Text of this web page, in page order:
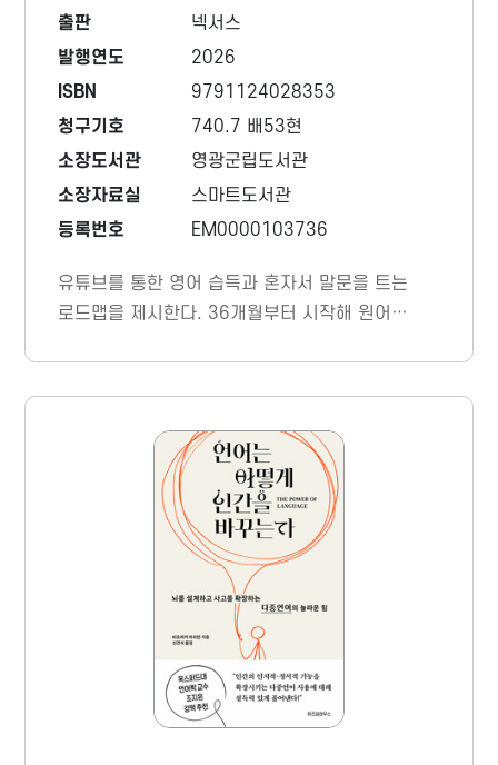
출판
넥서스
발행연도
2026
ISBN
9791124028353
청구기호
740.7 배53현
소장도서관
영광군립도서관
소장자료실
스마트도서관
등록번호
EM0000103736
유튜브를 통한 영어 습득과 혼자서 말문을 트는
로드맵을 제시한다. 36개월부터 시작해 원어민